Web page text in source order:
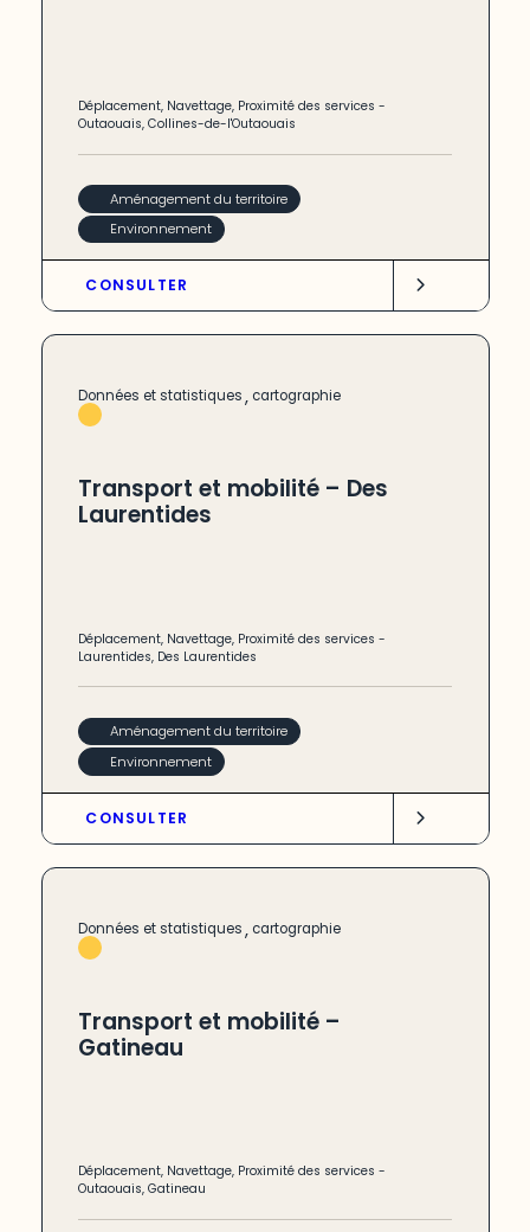
Déplacement, Navettage, Proximité des services -
Outaouais,Collines-de-l'Outaouais
Aménagement du territoire
Environnement
CONSULTER
Données et statistiques, cartographie
Transport et mobilité – Des
Laurentides
Déplacement, Navettage, Proximité des services -
Laurentides, Des Laurentides
Aménagement du territoire
Environnement
CONSULTER
Données et statistiques, cartographie
Transport et mobilité –
Gatineau
Déplacement, Navettage, Proximité des services -
Outaouais,Gatineau